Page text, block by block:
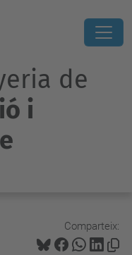
de
i
Comparteix: